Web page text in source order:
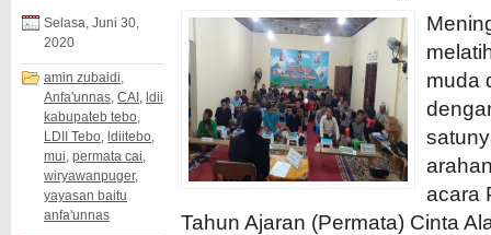
Selasa, Juni 30,
2020
amin zubaidi
Anfa'unnas CAI ldii
kabupateb tebo
LDII Tebo ldiitebo
mui permata cai
wiryawanpuger,
yayasan baitu
anfa'unnas
muda
acara
Tahun Ajaran (Permata) Cinta